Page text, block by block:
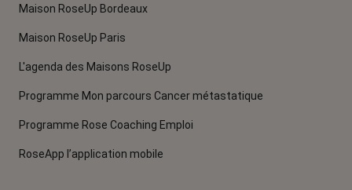
Maison RoseUp Bordeaux
Maison RoseUp Paris
L'agenda des Maisons RoseUp
Programme Mon parcours Cancer métastatique
Programme Rose Coaching Emploi
RoseApp l’application mobile